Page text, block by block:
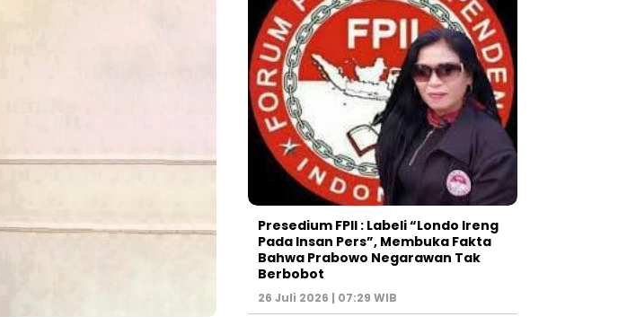
Presedium FPII : Labeli “Londo Ireng
Pada Insan Pers”, Membuka Fakta
Bahwa Prabowo Negarawan Tak
Berbobot
26 Juli 2026 | 07:29 WIB